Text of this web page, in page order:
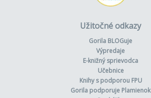
Užitočné odkazy
Gorila BLOGuje
Výpredaje
E-knižný sprievodca
Učebnice
Knihy s podporou FPU
Gorila podporuje Plamienok